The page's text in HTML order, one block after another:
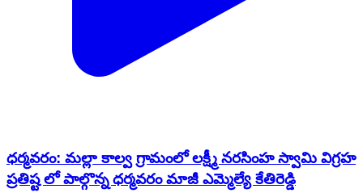
ధర్మవరం: మల్లా కాల్వ గ్రామంలో లక్ష్మీ నరసింహ స్వామి విగ్రహ
ప్రతిష్ట లో పాల్గొన్న ధర్మవరం మాజీ ఎమ్మెల్యే కేతిరెడ్డి